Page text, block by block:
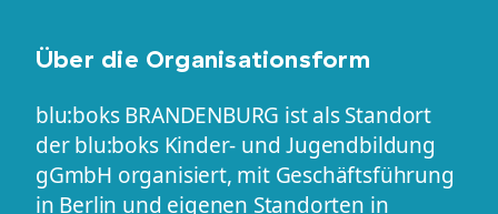
Über die Organisationsform
blu:boks BRANDENBURG ist als Standort
der blu:boks Kinder- und Jugendbildung
gGmbH organisiert, mit Geschäftsführung
in Berlin und eigenen Standorten in